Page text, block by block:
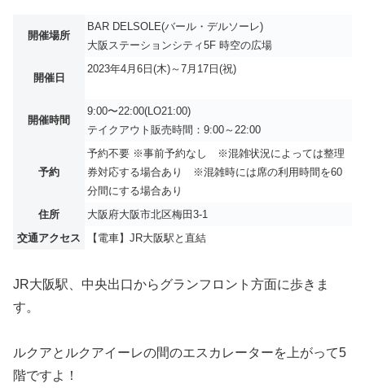
開催場所
BAR DELSOLE(バール・デルソーレ)
大阪ステーションシティ5F 時空の広場
開催日
2023年4月6日(木)～7月17日(祝)
開催時間
9:00〜22:00(LO21:00)
テイクアウト販売時間：9:00～22:00
予約
予約不要 ※事前予約なし ※混雑状況によっては整理
券対応する場合あり ※混雑時には席の利用時間を60
分間にする場合あり
住所
大阪府大阪市北区梅田3-1
交通アクセス
【電車】JR大阪駅と直結
JR大阪駅、中央出口からグランフロント方面に歩きま
す。
ルクアとルクアイーレの間のエスカレーターを上がって5
階ですよ！